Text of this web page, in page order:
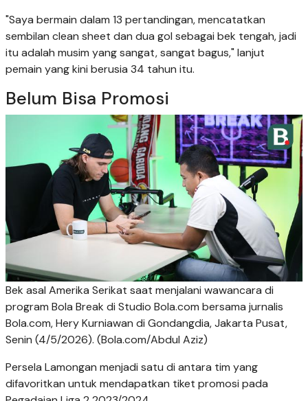
"Saya bermain dalam 13 pertandingan, mencatatkan
sembilan clean sheet dan dua gol sebagai bek tengah, jadi
itu adalah musim yang sangat, sangat bagus," lanjut
pemain yang kini berusia 34 tahun itu.
Belum Bisa Promosi
Bek asal Amerika Serikat saat menjalani wawancara di
program Bola Break di Studio Bola.com bersama jurnalis
Bola.com, Hery Kurniawan di Gondangdia, Jakarta Pusat,
Senin (4/5/2026). (Bola.com/Abdul Aziz)
Persela Lamongan menjadi satu di antara tim yang
difavoritkan untuk mendapatkan tiket promosi pada